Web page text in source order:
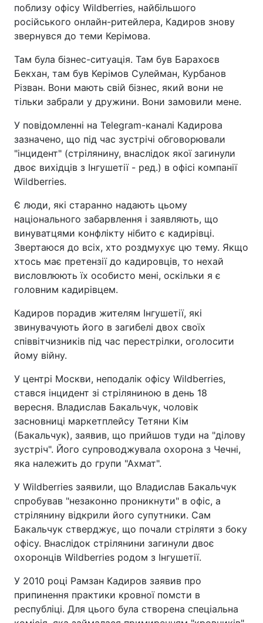
поблизу офісу Wildberries, найбільшого
російського онлайн-ритейлера, Кадиров знову
звернувся до теми Керімова.
Там була бізнес-ситуація. Там був Барахоєв
Бекхан, там був Керімов Сулейман, Курбанов
Різван. Вони мають свій бізнес, який вони не
тільки забрали у дружини. Вони замовили мене.
У повідомленні на Telegram-каналі Кадирова
зазначено, що під час зустрічі обговорювали
"інцидент" (стрілянину, внаслідок якої загинули
двоє вихідців з Інгушетії - ред.) в офісі компанії
Wildberries.
Є люди, які старанно надають цьому
національного забарвлення і заявляють, що
винуватцями конфлікту нібито є кадирівці.
Звертаюся до всіх, хто роздмухує цю тему. Якщо
хтось має претензії до кадировців, то нехай
висловлюють їх особисто мені, оскільки я є
головним кадирівцем.
Кадиров порадив жителям Інгушетії, які
звинувачують його в загибелі двох своїх
співвітчизників під час перестрілки, оголосити
йому війну.
У центрі Москви, неподалік офісу Wildberries,
стався інцидент зі стріляниною в день 18
вересня. Владислав Бакальчук, чоловік
засновниці маркетплейсу Тетяни Кім
(Бакальчук), заявив, що прийшов туди на "ділову
зустріч". Його супроводжувала охорона з Чечні,
яка належить до групи "Ахмат".
У Wildberries заявили, що Владислав Бакальчук
спробував "незаконно проникнути" в офіс, а
стрілянину відкрили його супутники. Сам
Бакальчук стверджує, що почали стріляти з боку
офісу. Внаслідок стрілянини загинули двоє
охоронців Wildberries родом з Інгушетії.
У 2010 році Рамзан Кадиров заявив про
припинення практики кровної помсти в
республіці. Для цього була створена спеціальна